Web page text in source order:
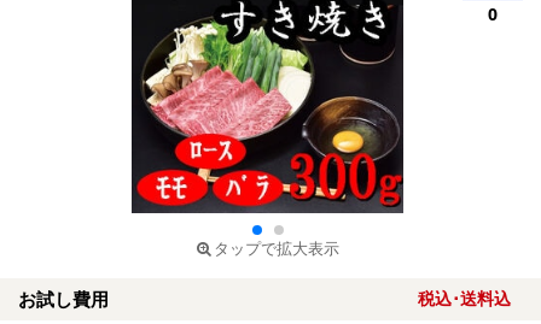
タップで拡大表示
0
お試し費用 税込･送料込